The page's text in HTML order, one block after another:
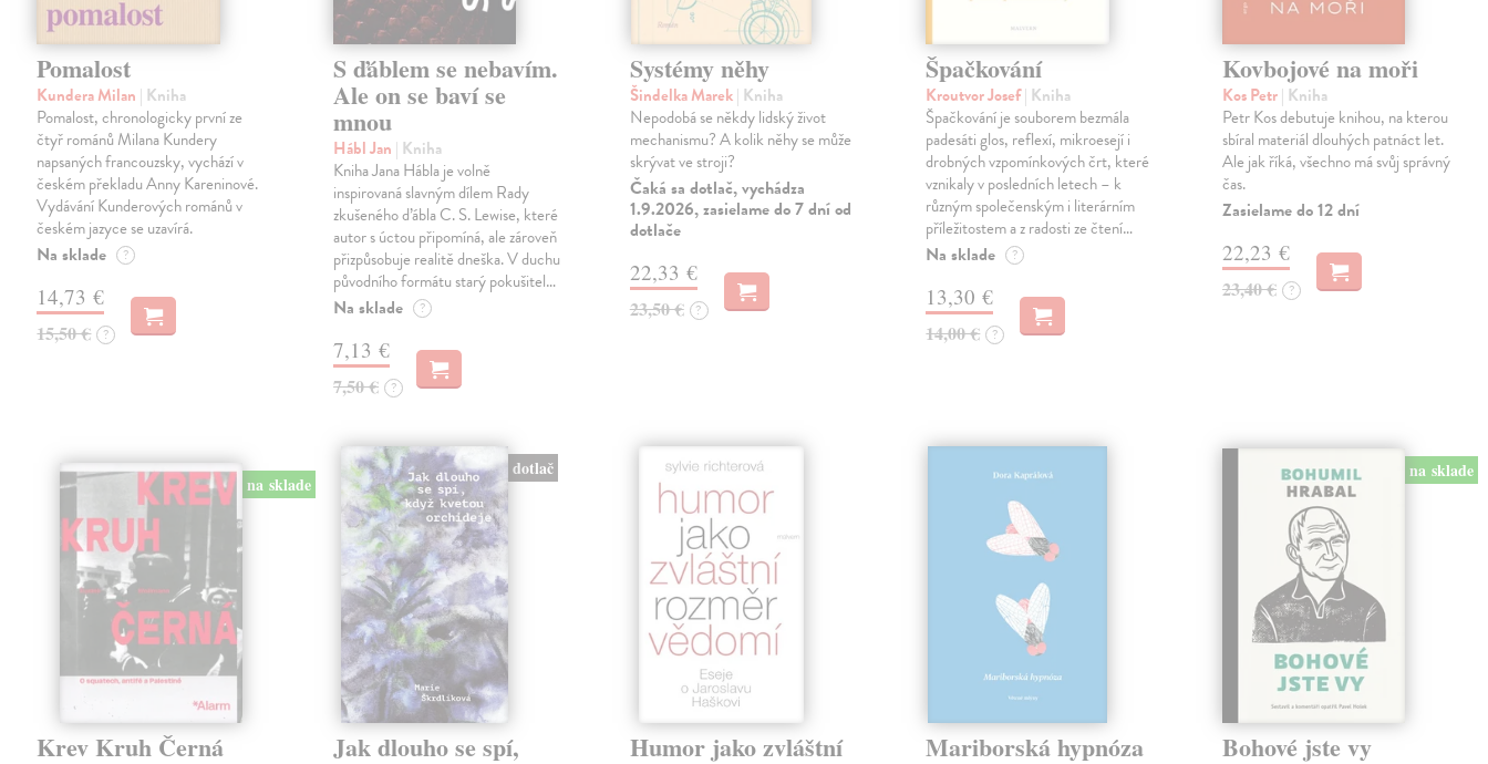
Pomalost
Kundera Milan | Kniha
Pomalost, chronologicky první ze
čtyř románů Milana Kundery
napsaných francouzsky, vychází v
českém překladu Anny Kareninové.
Vydávání Kunderových románů v
českém jazyce se uzavírá.
Na sklade ?
14,73 €
15,50 € ?
S ďáblem se nebavím.
Ale on se baví se
mnou
Hábl Jan | Kniha
Kniha Jana Hábla je volně
inspirovaná slavným dílem Rady
zkušeného ďábla C. S. Lewise, které
autor s úctou připomíná, ale zároveň
přizpůsobuje realitě dneška. V duchu
původního formátu starý pokušitel…
Na sklade ?
7,13 €
7,50 € ?
Systémy něhy
Šindelka Marek| Kniha
Nepodobá se někdy lidský život
mechanismu? A kolik něhy se může
skrývat ve stroji?
Čaká sa dotlač, vychádza
1.9.2026, zasielame do 7 dní od
dotlače
22,33 €
23,50 € ?
Špačkování
Kroutvor Josef| Kniha
Špačkování je souborem bezmála
padesáti glos, reflexí, mikroesejí i
drobných vzpomínkových črt, které
vznikaly v posledních letech – k
různým společenským i literárním
příležitostem a z radosti ze čtení…
Na sklade ?
13,30 €
14,00 € ?
Kovbojové na moři
Kos Petr| Kniha
Petr Kos debutuje knihou, na kterou
sbíral materiál dlouhých patnáct let.
Ale jak říká, všechno má svůj správný
čas.
Zasielame do 12 dní
22,23 €
23,40 € ?
na sklade
Krev Kruh Černá
dotlač
Jak dlouho se spí, Humor jako zvláštní Mariborská hypnóza
na sklade
Bohové jste vy